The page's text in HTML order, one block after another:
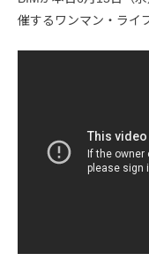
催するワンマン・ライ